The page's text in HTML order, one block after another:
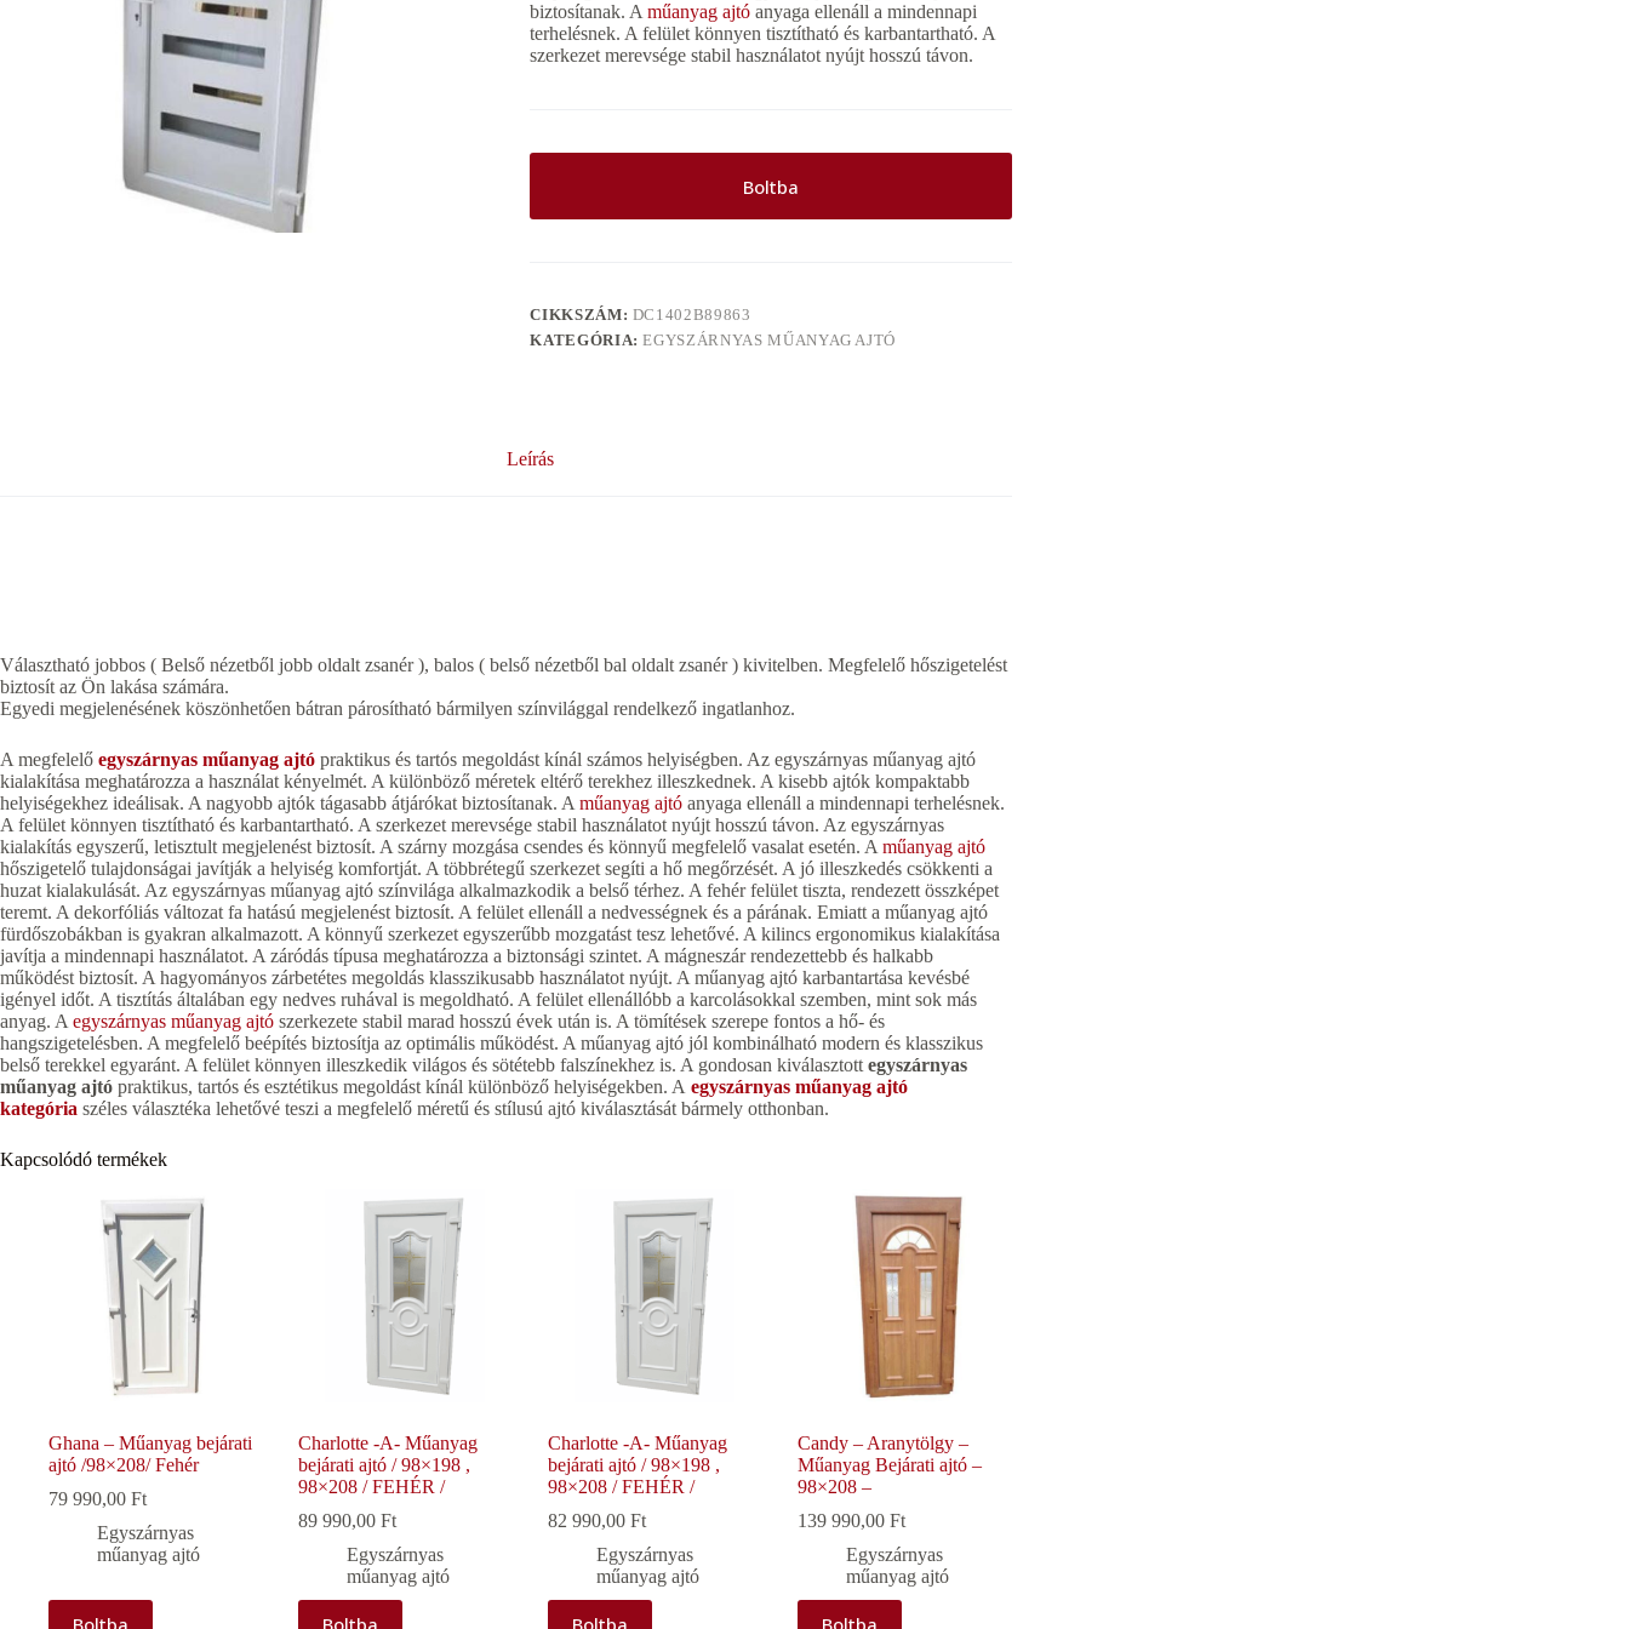
biztosítanak. Aműanyag ajtó anyaga ellenáll a mindennapi
terhelésnek. A felület könnyen tisztítható és karbantartható. A
szerkezet merevsége stabil használatot nyújt hosszú távon.
Boltba
CIKKSZÁM: DC1402B89863
KATEGÓRIA:EGYSZÁRNYAS MŰANYAG AJTÓ
Leírás
Választható jobbos ( Belső nézetből jobb oldalt zsanér ), balos ( belső nézetből bal oldalt zsanér ) kivitelben. Megfelelő hőszigetelést
biztosít az Ön lakása számára.
Egyedi megjelenésének köszönhetően bátran párosítható bármilyen színvilággal rendelkező ingatlanhoz.
A megfelelő egyszárnyas műanyag ajtó praktikus és tartós megoldást kínál számos helyiségben. Az egyszárnyas műanyag ajtó
kialakítása meghatározza a használat kényelmét. A különböző méretek eltérő terekhez illeszkednek. A kisebb ajtók kompaktabb
helyiségekhez ideálisak. A nagyobb ajtók tágasabb átjárókat biztosítanak. A műanyag ajtó anyaga ellenáll a mindennapi terhelésnek.
A felület könnyen tisztítható és karbantartható. A szerkezet merevsége stabil használatot nyújt hosszú távon. Az egyszárnyas
kialakítás egyszerű, letisztult megjelenést biztosít. A szárny mozgása csendes és könnyű megfelelő vasalat esetén. A műanyag ajtó
hőszigetelő tulajdonságai javítják a helyiség komfortját. A többrétegű szerkezet segíti a hő megőrzését. A jó illeszkedés csökkenti a
huzat kialakulását. Az egyszárnyas műanyag ajtó színvilága alkalmazkodik a belső térhez. A fehér felület tiszta, rendezett összképet
teremt. A dekorfóliás változat fa hatású megjelenést biztosít. A felület ellenáll a nedvességnek és a párának. Emiatt a műanyag ajtó
fürdőszobákban is gyakran alkalmazott. A könnyű szerkezet egyszerűbb mozgatást tesz lehetővé. A kilincs ergonomikus kialakítása
javítja a mindennapi használatot. A záródás típusa meghatározza a biztonsági szintet. A mágneszár rendezettebb és halkabb
működést biztosít. A hagyományos zárbetétes megoldás klasszikusabb használatot nyújt. A műanyag ajtó karbantartása kevésbé
igényel időt. A tisztítás általában egy nedves ruhával is megoldható. A felület ellenállóbb a karcolásokkal szemben, mint sok más
anyag. A egyszárnyas műanyag ajtó szerkezete stabil marad hosszú évek után is. A tömítések szerepe fontos a hő- és
hangszigetelésben. A megfelelő beépítés biztosítja az optimális működést. A műanyag ajtó jól kombinálható modern és klasszikus
belső terekkel egyaránt. A felület könnyen illeszkedik világos és sötétebb falszínekhez is. A gondosan kiválasztott egyszárnyas
műanyag ajtó praktikus, tartós és esztétikus megoldást kínál különböző helyiségekben. A egyszárnyas műanyag ajtó
kategória széles választéka lehetővé teszi a megfelelő méretű és stílusú ajtó kiválasztását bármely otthonban.
Kapcsolódó termékek
Ghana – Műanyag bejárati
ajtó /98×208/ Fehér
79 990,00 Ft
Egyszárnyas
műanyag ajtó
Boltba
Charlotte -A- Műanyag
bejárati ajtó / 98×198 ,
98×208 / FEHÉR /
89 990,00Ft
Egyszárnyas
műanyag ajtó
Boltba
Charlotte -A- Műanyag
bejárati ajtó / 98×198 ,
98×208 / FEHÉR /
82 990,00Ft
Egyszárnyas
műanyag ajtó
Boltba
Candy – Aranytölgy –
Műanyag Bejárati ajtó –
98×208 –
139 990,00Ft
Egyszárnyas
műanyag ajtó
Boltba